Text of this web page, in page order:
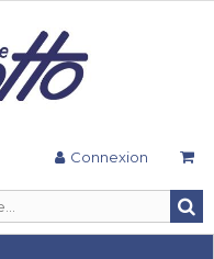
Connexion